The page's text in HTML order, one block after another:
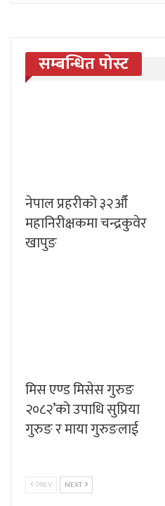
सम्बन्धित पोस्ट
नेपाल प्रहरीको ३२औँ
महानिरीक्षकमा चन्द्रकुवेर
खापुङ
मिस एण्ड मिसेस गुरुङ
२०८२’को उपाधि सुप्रिया
गुरुङ र माया गुरुङलाई
PREV NEXT